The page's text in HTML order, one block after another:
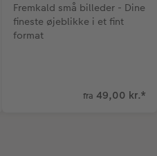
Fremkald små billeder - Dine
fineste øjeblikke i et fint
format
fra 49,00 kr.*